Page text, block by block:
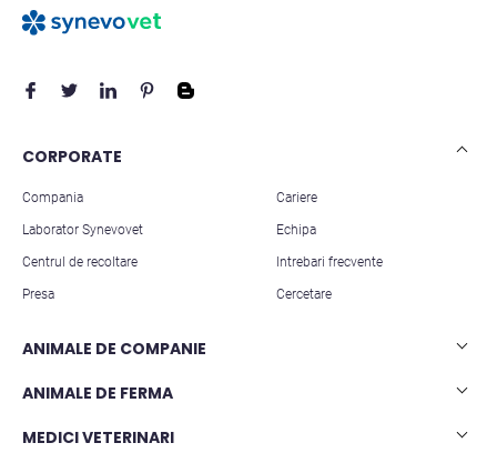
CORPORATE
Compania
Laborator Synevovet
Centrul de recoltare
Presa
Cariere
Echipa
Intrebari frecvente
Cercetare
ANIMALE DE COMPANIE
Analize caini
ANIMALE DE FERMA
Analize rumegatoare mari
MEDICI VETERINARI